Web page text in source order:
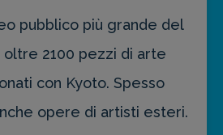
pubblico più grande del
oltre 2100 pezzi di arte
con Kyoto. Spesso
opere di artisti esteri.